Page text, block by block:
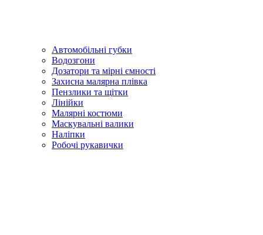
Автомобільні губки
Водозгони
Дозатори та мірні ємності
Захисна малярна плівка
Пензлики та щітки
Лінійки
Малярні костюми
Маскувальні валики
Наліпки
Робочі рукавички